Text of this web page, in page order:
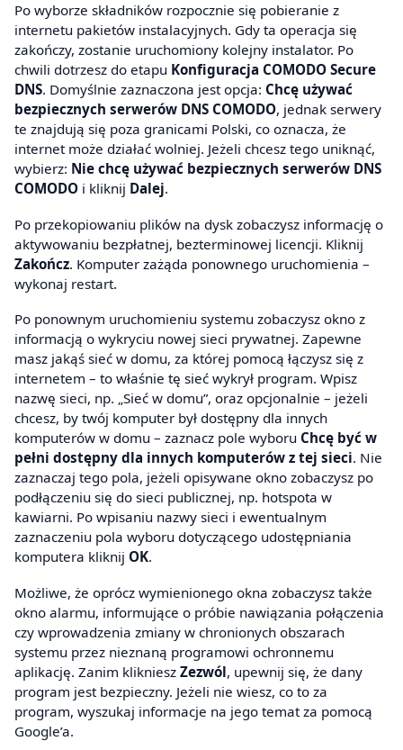
Po wyborze składników rozpocznie się pobieranie z
internetu pakietów instalacyjnych. Gdy ta operacja się
zakończy, zostanie uruchomiony kolejny instalator. Po
chwili dotrzesz do etapu Konfiguracja COMODO Secure
DNS. Domyślnie zaznaczona jest opcja: Chcę używać
bezpiecznych serwerów DNS COMODO, jednak serwery
te znajdują się poza granicami Polski, co oznacza, że
internet może działać wolniej. Jeżeli chcesz tego uniknąć,
wybierz: Nie chcę używać bezpiecznych serwerów DNS
COMODO i kliknij Dalej.
Po przekopiowaniu plików na dysk zobaczysz informację o
aktywowaniu bezpłatnej, bezterminowej licencji. Kliknij
Zakończ. Komputer zażąda ponownego uruchomienia –
wykonaj restart.
Po ponownym uruchomieniu systemu zobaczysz okno z
informacją o wykryciu nowej sieci prywatnej. Zapewne
masz jakąś sieć w domu, za której pomocą łączysz się z
internetem – to właśnie tę sieć wykrył program. Wpisz
nazwę sieci, np. „Sieć w domu”, oraz opcjonalnie – jeżeli
chcesz, by twój komputer był dostępny dla innych
komputerów w domu – zaznacz pole wyboru Chcę być w
pełni dostępny dla innych komputerów z tej sieci. Nie
zaznaczaj tego pola, jeżeli opisywane okno zobaczysz po
podłączeniu się do sieci publicznej, np. hotspota w
kawiarni. Po wpisaniu nazwy sieci i ewentualnym
zaznaczeniu pola wyboru dotyczącego udostępniania
komputera kliknij OK.
Możliwe, że oprócz wymienionego okna zobaczysz także
okno alarmu, informujące o próbie nawiązania połączenia
czy wprowadzenia zmiany w chronionych obszarach
systemu przez nieznaną programowi ochronnemu
aplikację. Zanim klikniesz Zezwól, upewnij się, że dany
program jest bezpieczny. Jeżeli nie wiesz, co to za
program, wyszukaj informacje na jego temat za pomocą
Google’a.